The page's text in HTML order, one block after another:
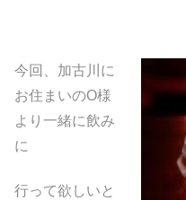
今回、加古川に
お住まいのO様
より一緒に飲み
に
行って欲しいと